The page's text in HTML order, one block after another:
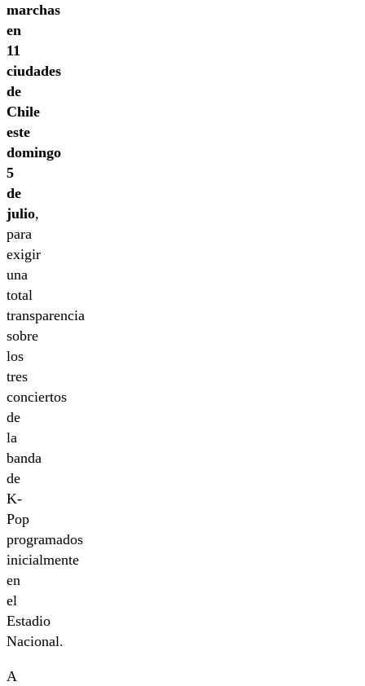
marchas
en
11
ciudades
de
Chile
este
domingo
5
de
julio,
para
exigir
una
total
transparencia
sobre
los
tres
conciertos
de
la
banda
de
K-
Pop
programados
inicialmente
en
el
Estadio
Nacional.
A